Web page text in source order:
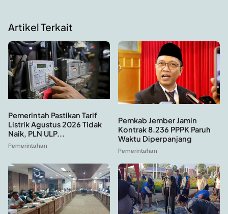
Artikel Terkait
Pemerintah Pastikan Tarif
Listrik Agustus 2026 Tidak
Naik, PLN ULP...
Pemerintahan
Pemkab Jember Jamin
Kontrak 8.236 PPPK Paruh
Waktu Diperpanjang
Pemerintahan